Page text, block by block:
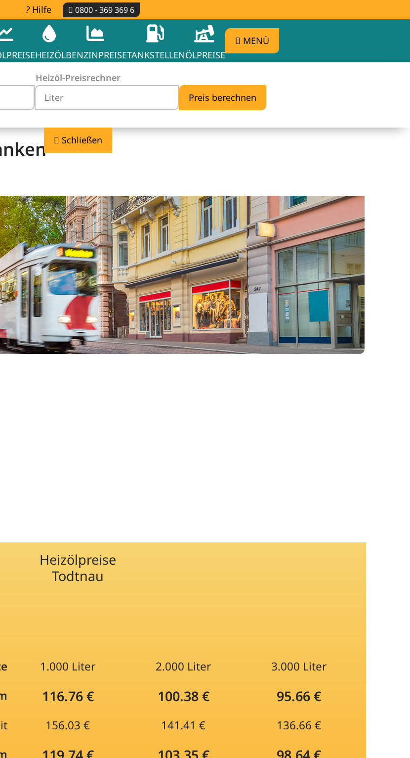
Hilfe 0800 - 369 369 6
HEIZÖLBENZINPREISETANKSTELLENÖLPREISE
MENÜ
Heizöl-Preisrechner
Schließen
Heizölpreise
Todtnau
1.000 Liter 2.000 Liter
3.000 Liter
116.76 € 100.38 € 95.66 €
156.03 € 141.41 €
136.66 €